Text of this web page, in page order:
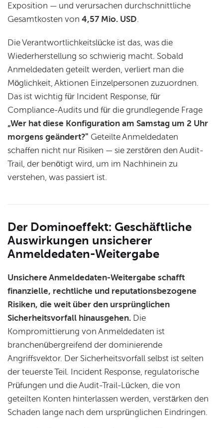
Exposition — und verursachen durchschnittliche
Gesamtkosten von 4,57 Mio. USD
Die Verantwortlichkeitslücke ist das, was die
Wiederherstellung so schwierig macht. Sobald
Anmeldedaten geteilt werden, verliert man die
Möglichkeit, Aktionen Einzelpersonen zuzuordnen.
Das ist wichtig für Incident Response, für
Compliance-Audits und für die grundlegende Frage
„Wer hat diese Konfiguration am Samstag um 2 Uhr
morgens geändert?" Geteilte Anmeldedaten
schaffen nicht nur Risiken — sie zerstören den Audit-
Trail, der benötigt wird, um im Nachhinein zu
verstehen, was passiert ist.
Der Dominoeffekt: Geschäftliche
Auswirkungen unsicherer
Anmeldedaten-Weitergabe
Unsichere Anmeldedaten-Weitergabe schafft
finanzielle, rechtliche und reputationsbezogene
Risiken, die weit über den ursprünglichen
Sicherheitsvorfall hinausgehen. Die
Kompromittierung von Anmeldedaten ist
branchenübergreifend der dominierende
Angriffsvektor. Der Sicherheitsvorfall selbst ist selten
der teuerste Teil. Incident Response, regulatorische
Prüfungen und die Audit-Trail-Lücken, die von
geteilten Konten hinterlassen werden, verstärken den
Schaden lange nach dem ursprünglichen Eindringen.